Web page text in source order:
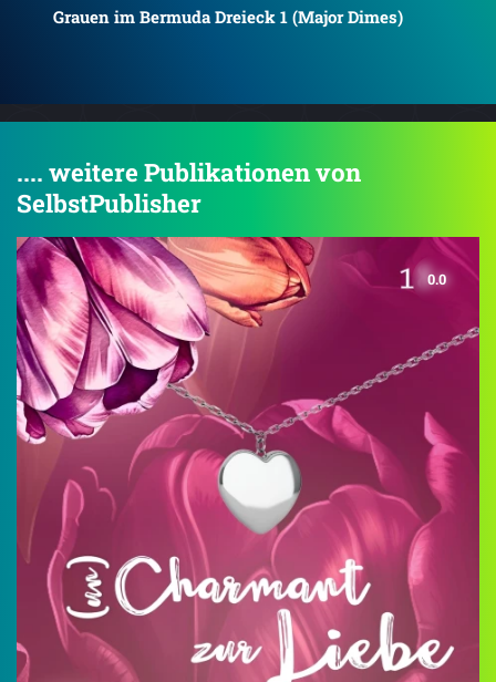
Bermuda-Dreieck 01 (Major Dimes)
.... weitere Publikationen von
SelbstPublisher
0.0